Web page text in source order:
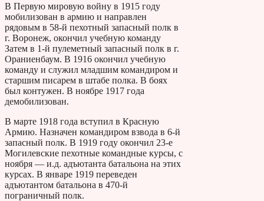
В Первую мировую войну в 1915 году
мобилизован в армию и направлен
рядовым в 58-й пехотный запасный полк в
г. Воронеж, окончил учебную команду
Затем в 1-й пулеметный запасный полк в г.
Ораниенбаум. В 1916 окончил учебную
команду и служил младшим командиром и
старшим писарем в штабе полка. В боях
был контужен. В ноябре 1917 года
демобилизован.
В марте 1918 года вступил в Красную
Армию. Назначен командиром взвода в 6-й
запасный полк. В 1919 году окончил 23-е
Могилевские пехотные командные курсы, с
ноября — и.д. адъютанта батальона на этих
курсах. В январе 1919 переведен
адъютантом батальона в 470-й
пограничный полк.